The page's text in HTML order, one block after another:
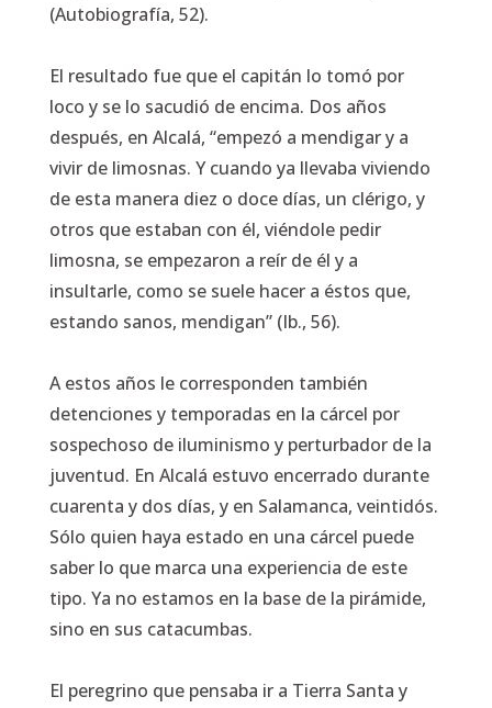
(Autobiografía, 52).
El resultado fue que el capitán lo tomó por
loco y se lo sacudió de encima. Dos años
después, en Alcalá, “empezó a mendigar y a
vivir de limosnas. Y cuando ya llevaba viviendo
de esta manera diez o doce días, un clérigo, y
otros que estaban con él, viéndole pedir
limosna, se empezaron a reír de él y a
insultarle, como se suele hacer a éstos que,
estando sanos, mendigan” (Ib., 56).
A estos años le corresponden también
detenciones y temporadas en la cárcel por
sospechoso de iluminismo y perturbador de la
juventud. En Alcalá estuvo encerrado durante
cuarenta y dos días, y en Salamanca, veintidós.
Sólo quien haya estado en una cárcel puede
saber lo que marca una experiencia de este
tipo. Ya no estamos en la base de la pirámide,
sino en sus catacumbas.
El peregrino que pensaba ir a Tierra Santa y